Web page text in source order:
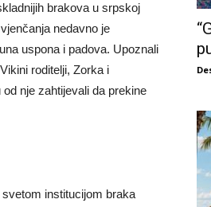
brakova u srpskoj
nedavno je
uspona i padova. Upoznali
roditelji, Zorka i
nje zahtijevali da prekine
institucijom braka